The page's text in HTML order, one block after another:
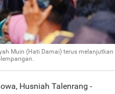
Muin (Hati Damai) terus melanjutkan
Husniah Talenrang -